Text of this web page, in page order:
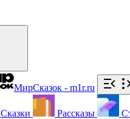
МирСказок - m1r.ru
Сказки Рассказы